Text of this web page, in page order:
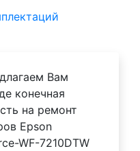
Вам
конечная
на ремонт
Epson
WF-7210DTW